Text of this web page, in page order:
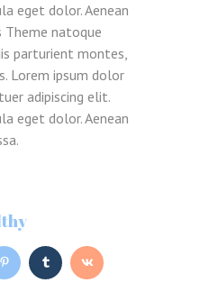
eget dolor. Aenean
Theme natoque
parturient montes,
Lorem ipsum dolor
adipiscing elit.
eget dolor. Aenean